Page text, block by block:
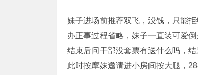
妹子进场前推荐双飞，没钱，只能
办正事过程省略，妹子一直装可爱倒
结束后问干部没套票有送什么吗，结
此时按摩妹邀请进小房间按大腿，